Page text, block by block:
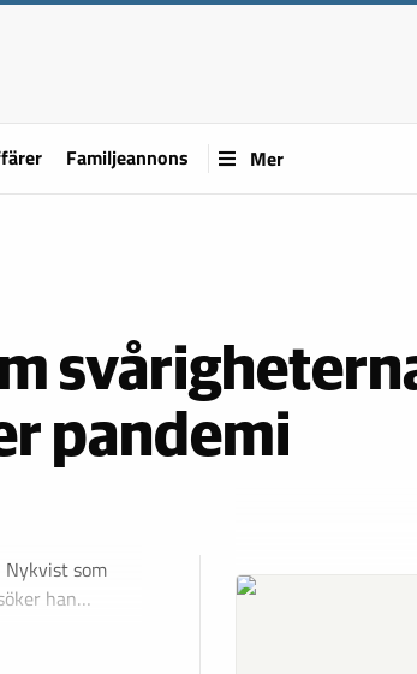
Familjeannons Mer
pandemi
som
han…